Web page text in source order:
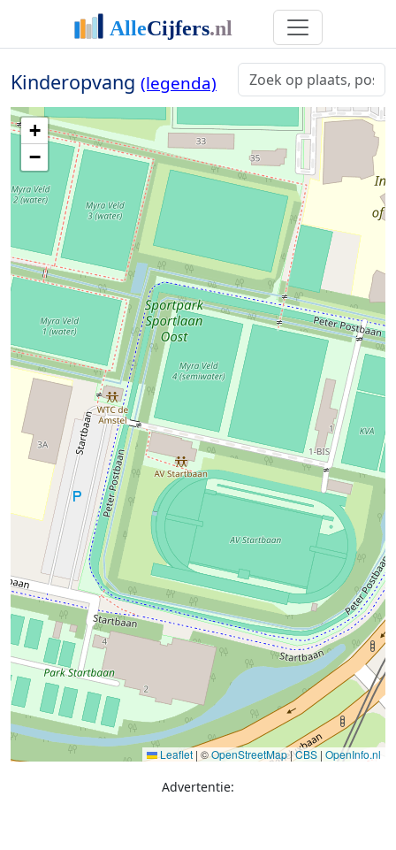
Kinderopvang (legenda)
+
−
Leaflet | ©OpenStreetMap|CBS | OpenInfo.nl
Advertentie: